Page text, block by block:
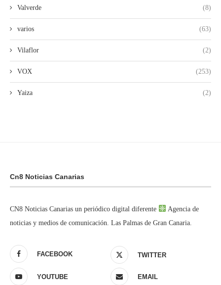
Valverde (8)
varios (63)
Vilaflor (2)
VOX (253)
Yaiza (2)
Cn8 Noticias Canarias
CN8 Noticias Canarias un periódico digital diferente
Agencia de
noticias y medios de comunicación. Las Palmas de Gran Canaria.
FACEBOOK TWITTER
YOUTUBE EMAIL